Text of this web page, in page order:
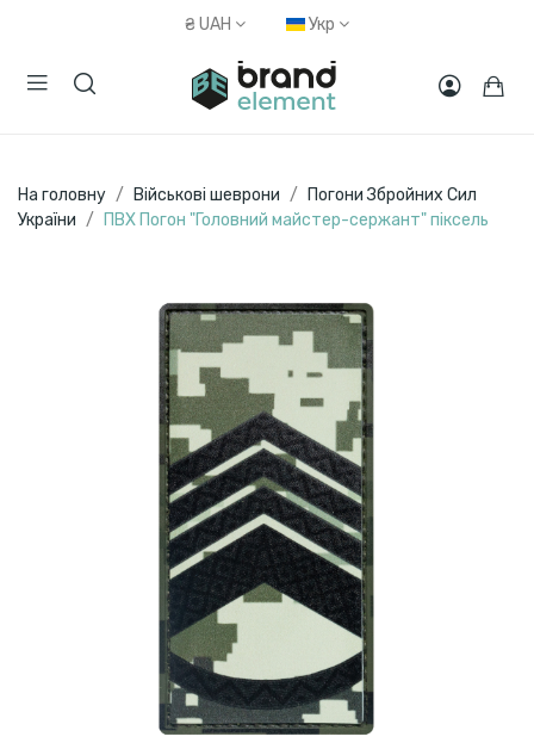
₴ UAH Укр
На головну Військові шеврони
Погони Збройних Сил
України
ПВХ Погон "Головний майстер-сержант" піксель